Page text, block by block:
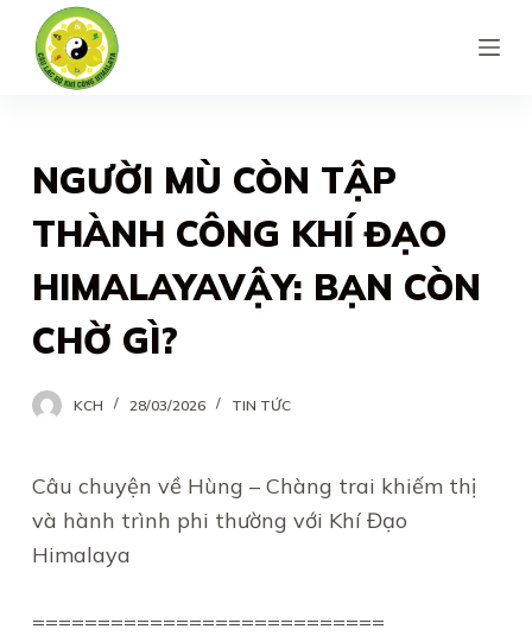
o
o
n
n
NGƯỜI MÙ CÒN TẬP
THÀNH CÔNG KHÍ ĐẠO
HIMALAYAVẬY: BẠN CÒN
CHỜ GÌ?
KCH 28/03/2026 TIN TỨC
Câu chuyện về Hùng – Chàng trai khiếm thị
và hành trình phi thường với Khí Đạo
Himalaya
===========================